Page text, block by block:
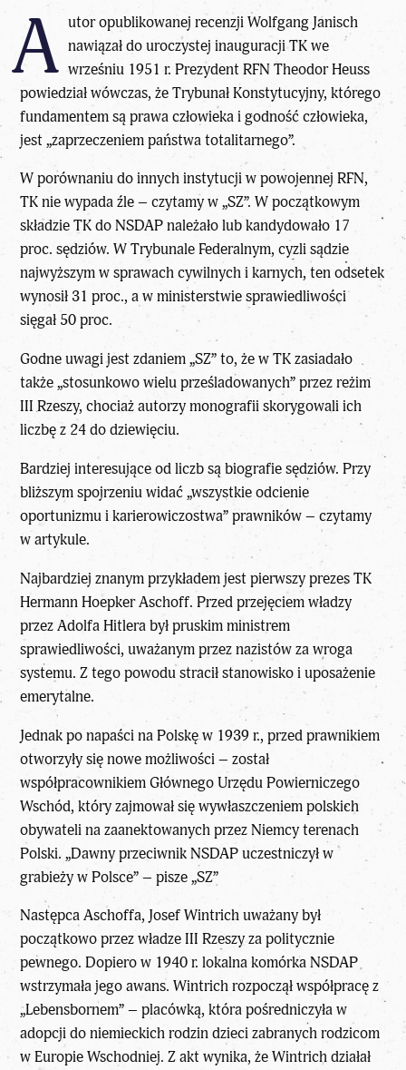
A utor opublikowanej recenzji Wolfgang Janisch
nawiązał do uroczystej inauguracji TK we
wrześniu 1951 r. Prezydent RFN Theodor Heuss
powiedział wówczas, że Trybunał Konstytucyjny, którego
fundamentem są prawa człowieka i godność człowieka,
jest „zaprzeczeniem państwa totalitarnego”.
W porównaniu do innych instytucji w powojennej RFN,
TK nie wypada źle – czytamy w „SZ”. W początkowym
składzie TK doNSDAPnależało lub kandydowało 17
proc. sędziów. W Trybunale Federalnym, cyzli sądzie
najwyższym w sprawach cywilnych i karnych, ten odsetek
wynosił 31 proc., a w ministerstwie sprawiedliwości
sięgał 50 proc.
Godne uwagi jest zdaniem „SZ” to, że w TK zasiadało
także „stosunkowo wielu prześladowanych” przez reżim
III Rzeszy, chociaż autorzy monografii skorygowali ich
liczbę z 24 do dziewięciu.
Bardziej interesujące od liczb są biografie sędziów. Przy
bliższym spojrzeniu widać „wszystkie odcienie
oportunizmu i karierowiczostwa” prawników – czytamy
w artykule.
Najbardziej znanym przykładem jest pierwszy prezes TK
Hermann Hoepker Aschoff.Przed przejęciem władzy
przez Adolfa Hitlerabył pruskim ministrem
sprawiedliwości, uważanym przez nazistów za wroga
systemu. Z tego powodu stracił stanowisko i uposażenie
emerytalne.
Jednak po napaści na Polskę w 1939 r., przed prawnikiem
otworzyły się nowe możliwości – został
współpracownikiem Głównego Urzędu Powierniczego
Wschód, który zajmował się wywłaszczeniem polskich
obywateli na zaanektowanych przez Niemcy terenach
Polski. „Dawny przeciwnik NSDAP uczestniczył w
grabieży w Polsce” – pisze „SZ”
Następca Aschoffa, Josef Wintrich uważany był
początkowo przez władze III Rzeszy za politycznie
pewnego. Dopiero w 1940 r. lokalna komórka NSDAP
wstrzymała jego awans. Wintrich rozpoczął współpracę z
„Lebensbornem” – placówką, która pośredniczyła w
adopcji do niemieckich rodzin dzieci zabranych rodzicom
w Europie Wschodniej. Z akt wynika, że Wintrich działał